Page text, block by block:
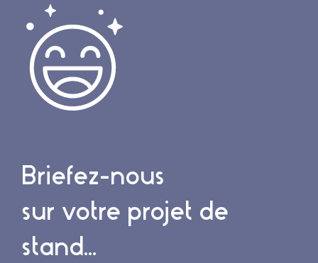
Briefez-nous
sur votre projet de
stand...